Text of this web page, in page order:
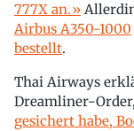
777X an.»
Airbus A350-1000
bestellt.
Thai Airways
Dreamliner-
gesichert habe,